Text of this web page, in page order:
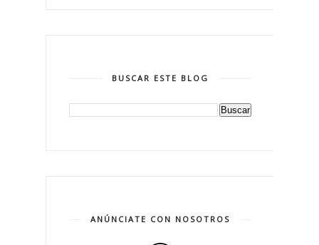
BUSCAR ESTE BLOG
ANÚNCIATE CON NOSOTROS